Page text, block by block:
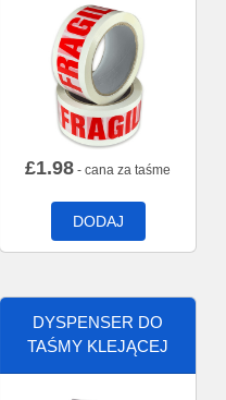
£1.98 - cana za taśme
DODAJ
DYSPENSER DO
TAŚMY KLEJĄCEJ